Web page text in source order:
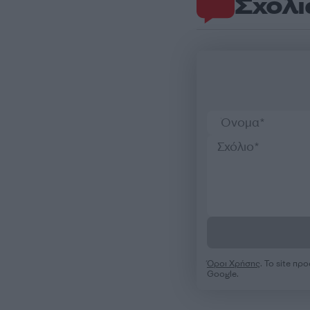
Όροι Χρήσης. Το site
Google.